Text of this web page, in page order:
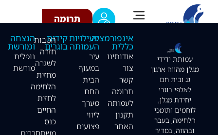
תרומה
עמותת ידידי
מגלן מהווה ארגון
גג ובית חם
לאלפי בוגרי
יחידת מגלן,
לוחמים ותומכי
הלחימה, בעבר
ובהווה, בסדיר
אינפורמציה
כללית
אודותינו
צור
קשר
תרומה
לעמותה
תקנון
האתר
פעילויות
העמותה
עיר
במעוף
הבית
החם
מערך
ליווי
פצועים
קידום
בוגרים
הטבות
חזרה
לשגרה
מחזית
הלחימה
לחזית
החיים
כנס
הנצחה
ומורשת
נופלים
מורשת